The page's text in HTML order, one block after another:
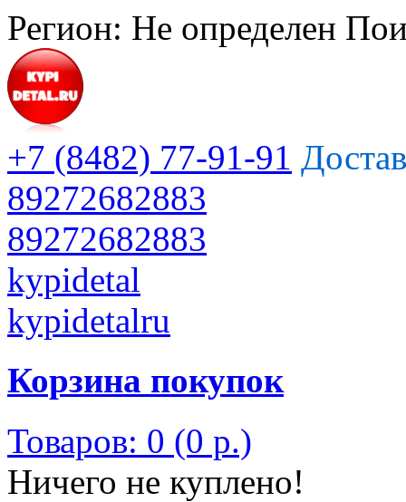
Регион: Не определен
+7 (8482) 77-91-91
89272682883
89272682883
kypidetal
kypidetalru
Корзина покупок
Товаров: 0 (0 р.)
Ничего не куплено!